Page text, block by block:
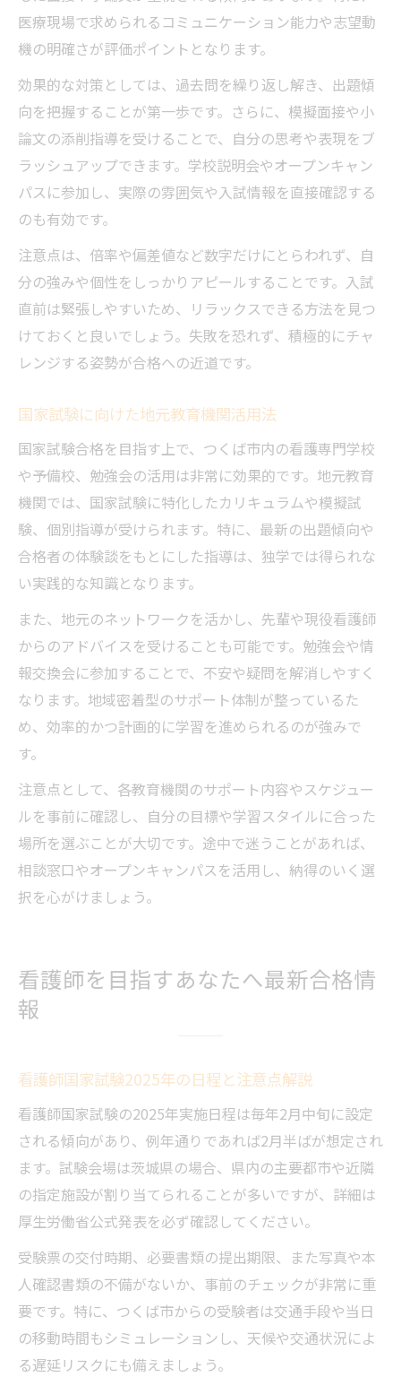
医療現場で求められるコミュニケーション能力や志望動
機の明確さが評価ポイントとなります。
効果的な対策としては、過去問を繰り返し解き、出題傾
向を把握することが第一歩です。さらに、模擬面接や小
論文の添削指導を受けることで、自分の思考や表現をブ
ラッシュアップできます。学校説明会やオープンキャン
パスに参加し、実際の雰囲気や入試情報を直接確認する
のも有効です。
注意点は、倍率や偏差値など数字だけにとらわれず、自
分の強みや個性をしっかりアピールすることです。入試
直前は緊張しやすいため、リラックスできる方法を見つ
けておくと良いでしょう。失敗を恐れず、積極的にチャ
レンジする姿勢が合格への近道です。
国家試験に向けた地元教育機関活用法
国家試験合格を目指す上で、つくば市内の看護専門学校
や予備校、勉強会の活用は非常に効果的です。地元教育
機関では、国家試験に特化したカリキュラムや模擬試
験、個別指導が受けられます。特に、最新の出題傾向や
合格者の体験談をもとにした指導は、独学では得られな
い実践的な知識となります。
また、地元のネットワークを活かし、先輩や現役看護師
からのアドバイスを受けることも可能です。勉強会や情
報交換会に参加することで、不安や疑問を解消しやすく
なります。地域密着型のサポート体制が整っているた
め、効率的かつ計画的に学習を進められるのが強みで
す。
注意点として、各教育機関のサポート内容やスケジュー
ルを事前に確認し、自分の目標や学習スタイルに合った
場所を選ぶことが大切です。途中で迷うことがあれば、
相談窓口やオープンキャンパスを活用し、納得のいく選
択を心がけましょう。
看護師を目指すあなたへ最新合格情
報
看護師国家試験2025年の日程と注意点解説
看護師国家試験の2025年実施日程は毎年2月中旬に設定
される傾向があり、例年通りであれば2月半ばが想定され
ます。試験会場は茨城県の場合、県内の主要都市や近隣
の指定施設が割り当てられることが多いですが、詳細は
厚生労働省公式発表を必ず確認してください。
受験票の交付時期、必要書類の提出期限、また写真や本
人確認書類の不備がないか、事前のチェックが非常に重
要です。特に、つくば市からの受験者は交通手段や当日
の移動時間もシミュレーションし、天候や交通状況によ
る遅延リスクにも備えましょう。